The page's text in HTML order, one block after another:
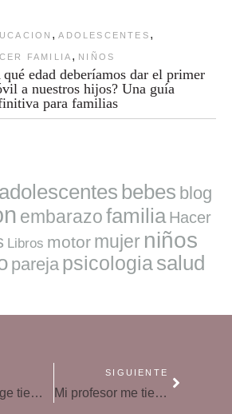
, ADOLESCENTES ,
FAMILIA , NIÑOS
qué edad deberíamos dar el primer
a nuestros hijos? Una guía
para familias
adolescentes bebes blog
embarazofamilia Hacer
Libros motor mujer niños
pareja psicologiasalud
Educar exige tiempo: los niños necesitan nuestra paciencia
SIGUIENTE
Mi profesor me tiene manía: ¿quién tiene razón?